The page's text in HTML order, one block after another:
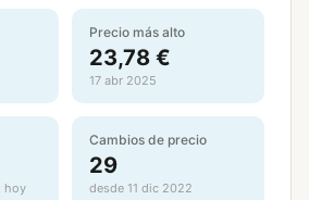
Precio más alto
23,78 €
17 abr 2025
hoy
Cambios de precio
29
desde 11 dic 2022